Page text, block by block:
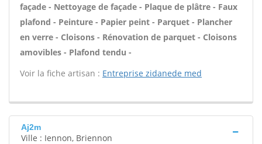
façade - Nettoyage de façade - Plaque de plâtre - Faux
plafond - Peinture - Papier peint - Parquet - Plancher
en verre - Cloisons - Rénovation de parquet - Cloisons
amovibles - Plafond tendu -
Voir la fiche artisan : Entreprise zidanede med
Aj2m
Ville : Iennon, Briennon